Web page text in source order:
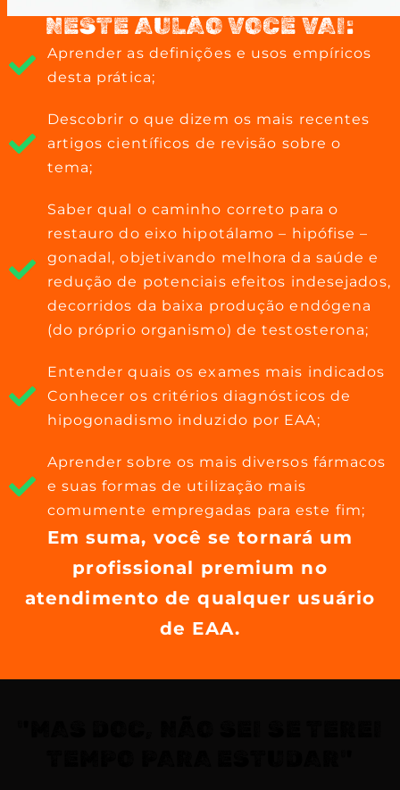
NESTE AULÃO VOCÊ VAI:
Aprender as definições e usos empíricos
desta prática;
Descobrir o que dizem os mais recentes
artigos científicos de revisão sobre o
tema;
Saber qual o caminho correto para o
restauro do eixo hipotálamo – hipófise –
gonadal, objetivando melhora da saúde e
redução de potenciais efeitos indesejados,
decorridos da baixa produção endógena
(do próprio organismo) de testosterona;
Entender quais os exames mais indicados
Conhecer os critérios diagnósticos de
hipogonadismo induzido por EAA;
Aprender sobre os mais diversos fármacos
e suas formas de utilização mais
comumente empregadas para este fim;
Em suma, você se tornará um
profissional premium no
atendimento de qualquer usuário
de EAA.